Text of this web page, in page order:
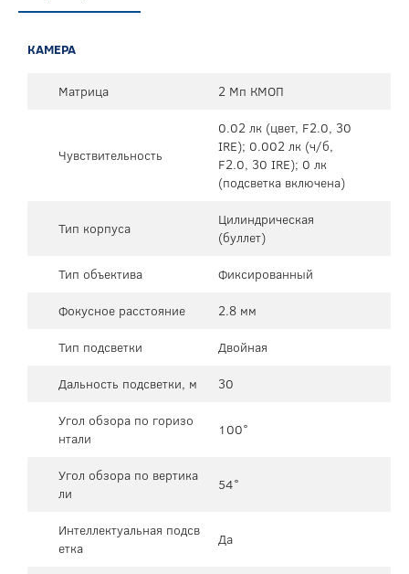
КАМЕРА
Матрица 2 Мп КМОП
Чувствительность
0.02 лк (цвет, F2.0, 30
IRE); 0.002 лк (ч/б,
F2.0, 30 IRE); 0 лк
(подсветка включена)
Тип корпуса
Цилиндрическая
(буллет)
Тип объектива
Фиксированный
Фокусное расстояние
2.8 мм
Тип подсветки
Двойная
Дальность подсветки, м
30
Угол обзора по горизо
нтали
100°
Угол обзора по вертика
ли
54°
Интеллектуальная подсв
етка
Да